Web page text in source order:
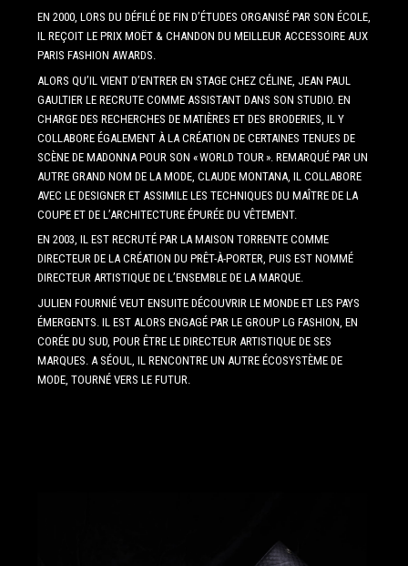
EN 2000, LORS DU DÉFILÉ DE FIN D’ÉTUDES ORGANISÉ PAR SON ÉCOLE,
IL REÇOIT LE PRIX MOËT & CHANDON DU MEILLEUR ACCESSOIRE AUX
PARIS FASHION AWARDS.
ALORS QU’IL VIENT D’ENTRER EN STAGE CHEZ CÉLINE, JEAN PAUL
GAULTIER LE RECRUTE COMME ASSISTANT DANS SON STUDIO. EN
CHARGE DES RECHERCHES DE MATIÈRES ET DES BRODERIES, IL Y
COLLABORE ÉGALEMENT À LA CRÉATION DE CERTAINES TENUES DE
SCÈNE DE MADONNA POUR SON « WORLD TOUR ». REMARQUÉ PAR UN
AUTRE GRAND NOM DE LA MODE, CLAUDE MONTANA, IL COLLABORE
AVEC LE DESIGNER ET ASSIMILE LES TECHNIQUES DU MAÎTRE DE LA
COUPE ET DE L’ARCHITECTURE ÉPURÉE DU VÊTEMENT.
EN 2003, IL EST RECRUTÉ PAR LA MAISON TORRENTE COMME
DIRECTEUR DE LA CRÉATION DU PRÊT-À-PORTER, PUIS EST NOMMÉ
DIRECTEUR ARTISTIQUE DE L’ENSEMBLE DE LA MARQUE.
JULIEN FOURNIÉ VEUT ENSUITE DÉCOUVRIR LE MONDE ET LES PAYS
ÉMERGENTS. IL EST ALORS ENGAGÉ PAR LE GROUP LG FASHION, EN
CORÉE DU SUD, POUR ÊTRE LE DIRECTEUR ARTISTIQUE DE SES
MARQUES. A SÉOUL, IL RENCONTRE UN AUTRE ÉCOSYSTÈME DE
MODE, TOURNÉ VERS LE FUTUR.